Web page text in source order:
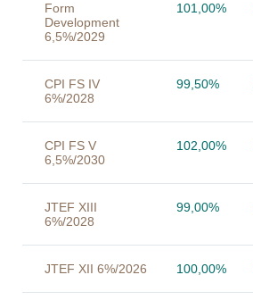
Form
Development
6,5%/2029
101,00%
CPI FS IV
6%/2028
99,50%
CPI FS V
6,5%/2030
102,00%
JTEF XIII
6%/2028
99,00%
JTEF XII 6%/2026 100,00%